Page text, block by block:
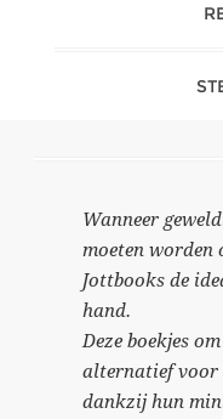
Wanneer
moeten worden
Jottbooks de
hand.
Deze boekjes
alternatief voor
dankzij hun